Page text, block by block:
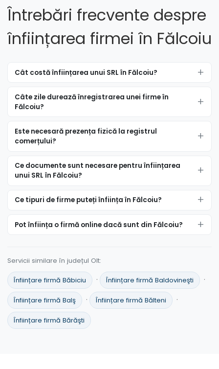
Întrebări frecvente despre
înființarea firmei în Fălcoiu
Cât costă înființarea unui SRL în Fălcoiu?
Câte zile durează înregistrarea unei firme în
Fălcoiu?
Este necesară prezența fizică la registrul
comerțului?
Ce documente sunt necesare pentru înființarea
unui SRL în Fălcoiu?
Ce tipuri de firme puteți înființa în Fălcoiu?
Pot înființa o firmă online dacă sunt din Fălcoiu?
Servicii similare în județul Olt:
Înființare firmă Băbiciu · Înființare firmă Baldovineşti ·
Înființare firmă Balş · Înființare firmă Bălteni ·
Înființare firmă Bărăşti